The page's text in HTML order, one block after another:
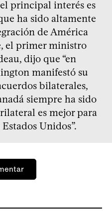
principal interés es
ha sido altamente
de América
el primer ministro
dijo que “en
manifestó su
bilaterales,
siempre ha sido
es mejor para
Unidos”.